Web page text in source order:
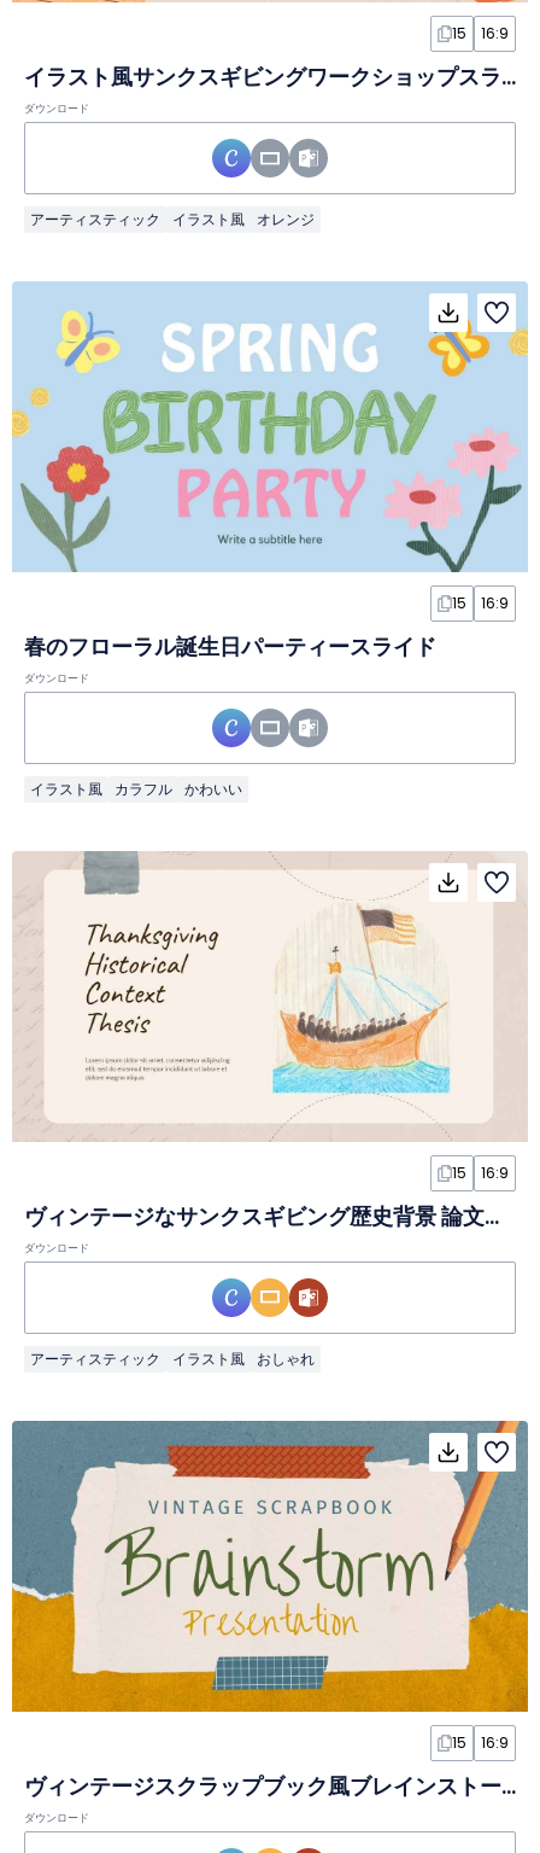
15 16:9
イラスト風サンクスギビングワークショップスライド
ダウンロード
アーティスティック イラスト風 オレンジ
15 16:9
春のフローラル誕生日パーティースライド
ダウンロード
イラスト風 カラフル かわいい
15 16:9
ヴィンテージなサンクスギビング歴史背景 論文スライド
ダウンロード
アーティスティック イラスト風 おしゃれ
15 16:9
ヴィンテージスクラップブック風ブレインストーミングスライド
ダウンロード